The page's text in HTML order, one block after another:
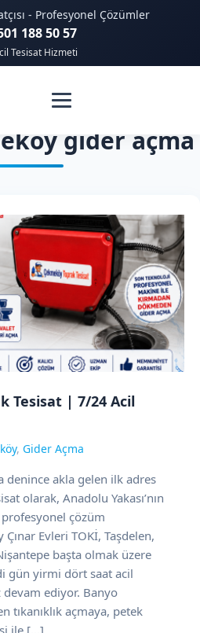
- Profesyonel Çözümler
188 50 57
Tesisat Hizmeti
gider açma
Tesisat | 7/24 Acil
, Gider Açma
denince akla gelen ilk adres
olarak, Anadolu Yakası’nın
profesyonel çözüm
Evleri TOKİ, Taşdelen,
başta olmak üzere
gün yirmi dört saat acil
ediyor. Banyo
tıkanıklık açmaya, petek
ile […]